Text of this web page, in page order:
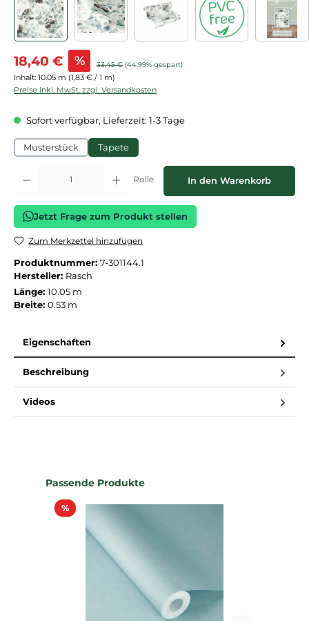
Verkaufspreis:
18,40 € % Regulärer Preis:
33,45 € (44.99% gespart)
Inhalt: 10.05 m (1,83 € / 1 m)
Preise inkl. MwSt. zzgl. Versandkosten
Sofort verfügbar, Lieferzeit: 1-3 Tage
Musterstück Tapete
Produkt Anzahl: Gib den gewünschten Wert ein oder benutze die
Rolle In den Warenkorb
Jetzt Frage zum Produkt stellen
Zum Merkzettel hinzufügen
Produktnummer: 7-301144.1
Hersteller: Rasch
Länge: 10.05 m
Breite: 0.53 m
Eigenschaften
Beschreibung
Videos
Produktgalerie überspringen
Passende Produkte
%Rabatt